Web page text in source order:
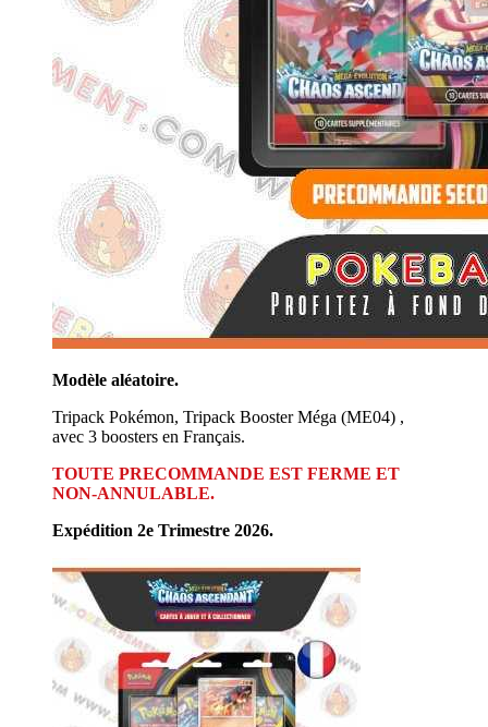
Modèle aléatoire.
Tripack Pokémon, Tripack Booster Méga (ME04) ,
avec 3 boosters en Français.
TOUTE PRECOMMANDE EST FERME ET
NON-ANNULABLE.
Expédition 2e Trimestre 2026.